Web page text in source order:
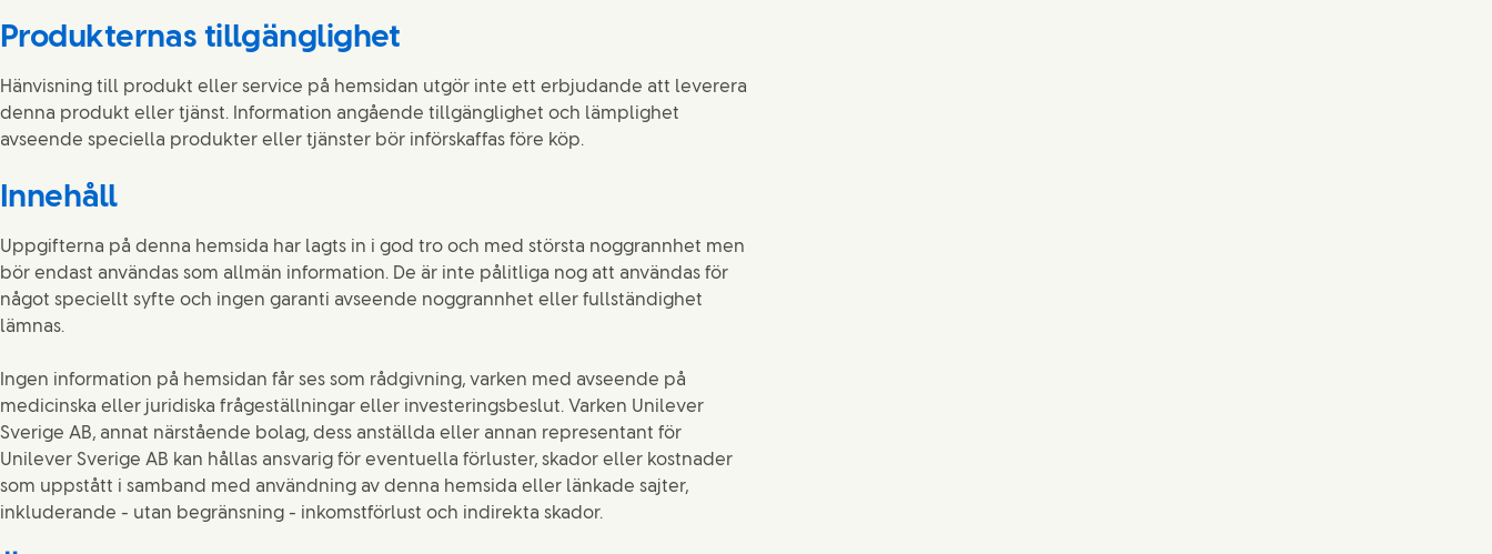
Produkternas tillgänglighet
Hänvisning till produkt eller service på hemsidan utgör inte ett erbjudande att leverera
denna produkt eller tjänst. Information angående tillgänglighet och lämplighet
avseende speciella produkter eller tjänster bör införskaffas före köp.
Innehåll
Uppgifterna på denna hemsida har lagts in i god tro och med största noggrannhet men
bör endast användas som allmän information. De är inte pålitliga nog att användas för
något speciellt syfte och ingen garanti avseende noggrannhet eller fullständighet
lämnas.
Ingen information på hemsidan får ses som rådgivning, varken med avseende på
medicinska eller juridiska frågeställningar eller investeringsbeslut. Varken Unilever
Sverige AB, annat närstående bolag, dess anställda eller annan representant för
Unilever Sverige AB kan hållas ansvarig för eventuella förluster, skador eller kostnader
som uppstått i samband med användning av denna hemsida eller länkade sajter,
inkluderande - utan begränsning - inkomstförlust och indirekta skador.